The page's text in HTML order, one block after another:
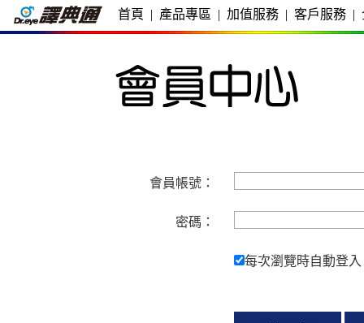
首頁 | 產品專區 | 加值服務 | 客戶服務 |
會員帳號：
密碼：
每次瀏覽時自動登入